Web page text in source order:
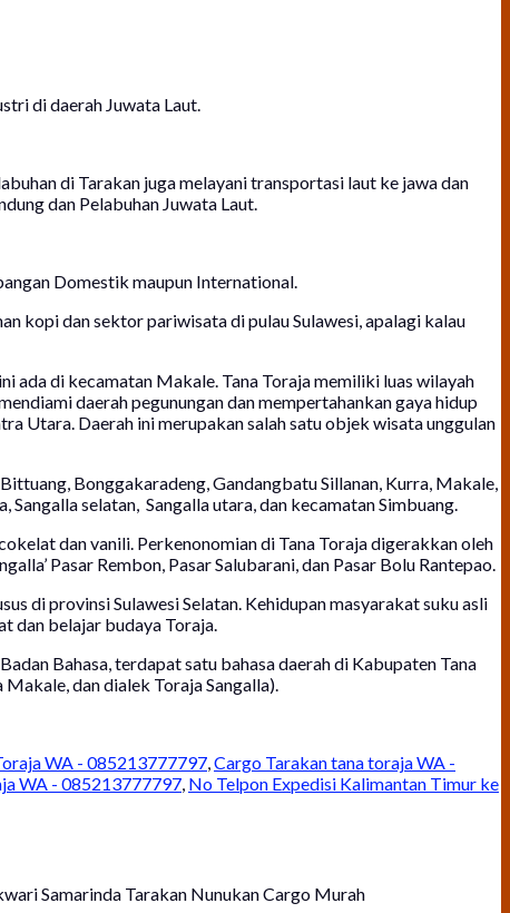
di daerah Juwata Laut.
di Tarakan juga melayani transportasi laut ke jawa dan
dan Pelabuhan Juwata Laut.
Domestik maupun International.
kopi dan sektor pariwisata di pulau Sulawesi, apalagi kalau
ada di kecamatan Makale. Tana Toraja memiliki luas wilayah
daerah pegunungan dan mempertahankan gaya hidup
Utara. Daerah ini merupakan salah satu objek wisata unggulan
Bonggakaradeng, Gandangbatu Sillanan, Kurra, Makale,
selatan, Sangalla utara, dan kecamatan Simbuang.
dan vanili. Perkenonomian di Tana Toraja digerakkan oleh
Pasar Rembon, Pasar Salubarani, dan Pasar Bolu Rantepao.
di provinsi Sulawesi Selatan. Kehidupan masyarakat suku asli
dan belajar budaya Toraja.
Bahasa, terdapat satu bahasa daerah di Kabupaten Tana
dan dialek Toraja Sangalla).
WA - 085213777797,Cargo Tarakan tana toraja WA -
WA - 085213777797, No Telpon Expedisi Kalimantan Timur ke
Samarinda Tarakan Nunukan Cargo Murah